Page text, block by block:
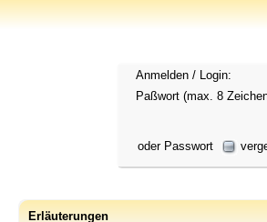
Anmelden / Login:
Paßwort (max. 8
oder Passwort
Erläuterungen